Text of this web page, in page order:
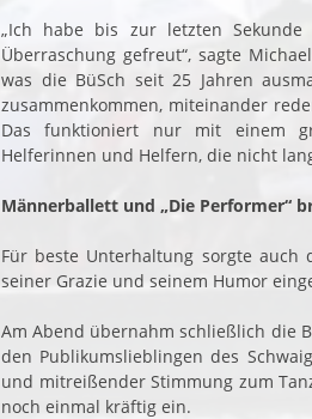
„Ich habe bis zur letzten
Überraschung gefreut“, sagte
was die BüSch seit 25 Jahren
zusammenkommen, miteinander
Das funktioniert nur mit einem
Helferinnen und Helfern, die nicht
Männerballett und „Die Performer“
Für beste Unterhaltung sorgte auch
seiner Grazie und seinem Humor
Am Abend übernahm schließlich die
den Publikumslieblingen des
und mitreißender Stimmung zum
noch einmal kräftig ein.